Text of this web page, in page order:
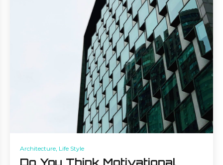
Architecture, Life Style